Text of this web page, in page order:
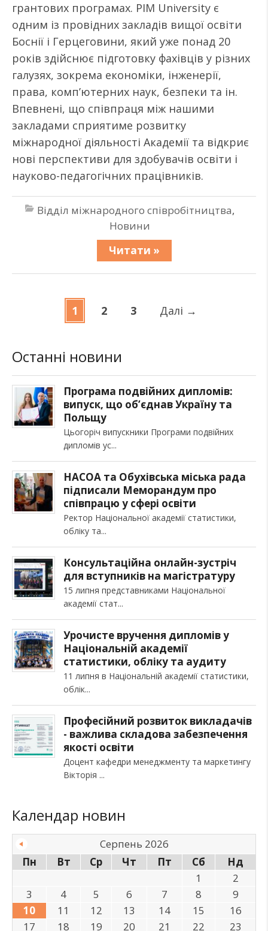
грантових програмах. PIM University є
одним із провідних закладів вищої освіти
Боснії і Герцеговини, який уже понад 20
років здійснює підготовку фахівців у різних
галузях, зокрема економіки, інженерії,
права, комп’ютерних наук, безпеки та ін.
Впевнені, що співпраця між нашими
закладами сприятиме розвитку
міжнародної діяльності Академії та відкриє
нові перспективи для здобувачів освіти і
науково-педагогічних працівників.
Відділ міжнародного співробітництва,
Новини
Читати »
1 2 3 Далі →
Останні новини
Програма подвійних дипломів:
випуск, що об’єднав Україну та
Польщу
Цьогоріч випускники Програми подвійних
дипломів ус
НАСОА та Обухівська міська рада
підписали Меморандум про
співпрацю у сфері освіти
Ректор Національної академії статистики,
обліку та
Консультаційна онлайн-зустріч
для вступників на магістратуру
15 липня представниками Національної
академії стат
Урочисте вручення дипломів у
Національній академії
статистики, обліку та аудиту
11 липня в Національній академії статистики,
облік
Професійний розвиток викладачів
- важлива складова забезпечення
якості освіти
Доцент кафедри менеджменту та маркетингу
Вікторія
Календар новин
Серпень 2026
Пн
Вт Ср Чт Пт Сб
Нд
1
2
3
4 5 6 7 8
9
10
11 12 13 14 15
16
17
18 19 20 21 22 23